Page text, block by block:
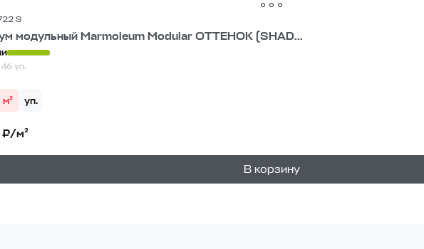
S
модульный Marmoleum Modular ОТТЕНОК (SHAD...
уп.
м² уп.
м²
В корзину